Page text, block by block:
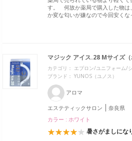
す。 何故か薬局で購入した物は
か変な匂いが嫌なので今回安くな
マジック アイス.28 Mサイズ（
カテゴリ： エプロン/ユニフォーム/
ブランド： YUNOS（ユノス）
アロマ
エステティックサロン
奈良県
カラー : ホワイト
暑さがましにな